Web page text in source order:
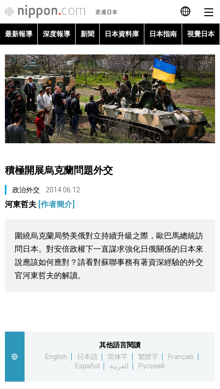
日本語
English
简体字
Français
Español
最新報導
深度報導
日本資料庫
日本指南
視覺日本
臺灣香港
最新報導 深度報導 新聞 日本資料庫 日本指南 視覺日本
積極開展烏克蘭問題外交
政治外交 2014.06.12
河東哲夫 [作者簡介]
圍繞烏克蘭局勢美俄對立持續升級之際，歐巴馬總統訪
問日本。對安倍政權下一直謀求強化日俄關係的日本來
說應該如何應對？請看對蘇聯事務有著資深經驗的外交
官河東哲夫的解讀。
其他語言閱讀
English
日本語 简体字 繁體字
Français
Español
العربية Русский